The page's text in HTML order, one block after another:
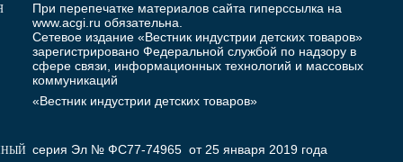
При перепечатке материалов сайта гиперссылка на
www.acgi.ru обязательна.
Сетевое издание «Вестник индустрии детских товаров»
зарегистрировано Федеральной службой по надзору в
сфере связи, информационных технологий и массовых
коммуникаций
«Вестник индустрии детских товаров»
серия Эл № ФС77-74965 от 25 января 2019 года